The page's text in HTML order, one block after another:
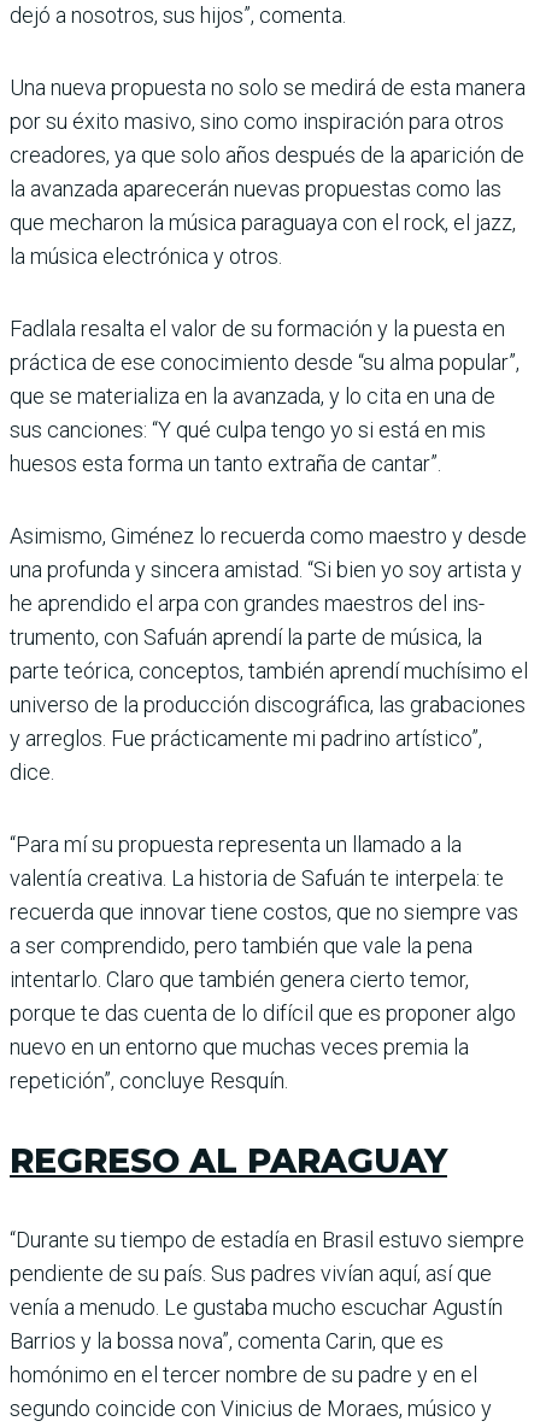
dejó a nosotros, sus hijos”, comenta.
Una nueva propuesta no solo se medirá de esta manera
por su éxito masivo, sino como inspiración para otros
crea­dores, ya que solo años des­pués de la aparición de
la avanzada aparecerán nue­vas propuestas como las
que mecharon la música para­guaya con el rock, el jazz,
la música electrónica y otros.
Fadlala resalta el valor de su formación y la puesta en
práctica de ese conocimiento desde “su alma popular”,
que se materializa en la avanzada, y lo cita en una de
sus cancio­nes: “Y qué culpa tengo yo si está en mis
huesos esta forma un tanto extraña de cantar”.
Asimismo, Giménez lo recuerda como maestro y desde
una profunda y sin­cera amistad. “Si bien yo soy artista y
he aprendido el arpa con grandes maestros del ins­
trumento, con Safuán aprendí la parte de música, la
parte teórica, conceptos, también aprendí muchísimo el
uni­verso de la producción dis­cográfica, las grabaciones
y arreglos. Fue prácticamente mi padrino artístico”,
dice.
“Para mí su propuesta representa un llamado a la
valentía creativa. La histo­ria de Safuán te interpela: te
recuerda que innovar tiene costos, que no siempre vas
a ser comprendido, pero también que vale la pena
intentarlo. Claro que tam­bién genera cierto temor,
porque te das cuenta de lo difícil que es proponer algo
nuevo en un entorno que muchas veces premia la
repetición”, con­cluye Resquín.
REGRESO AL PARAGUAY
“Durante su tiempo de estadía en Brasil estuvo siem­pre
pendiente de su país. Sus padres vivían aquí, así que
venía a menudo. Le gustaba mucho escuchar Agustín
Barrios y la bossa nova”, comenta Carin, que es
homónimo en el tercer nombre de su padre y en el
segundo coincide con Vinicius de Moraes, músico y